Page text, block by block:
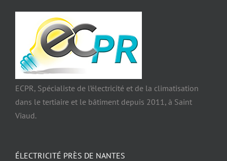
ECPR, Spécialiste de l’électricité et de la climatisation
dans le tertiaire et le bâtiment depuis 2011, à Saint
Viaud.
ÉLECTRICITÉ PRÈS DE NANTES